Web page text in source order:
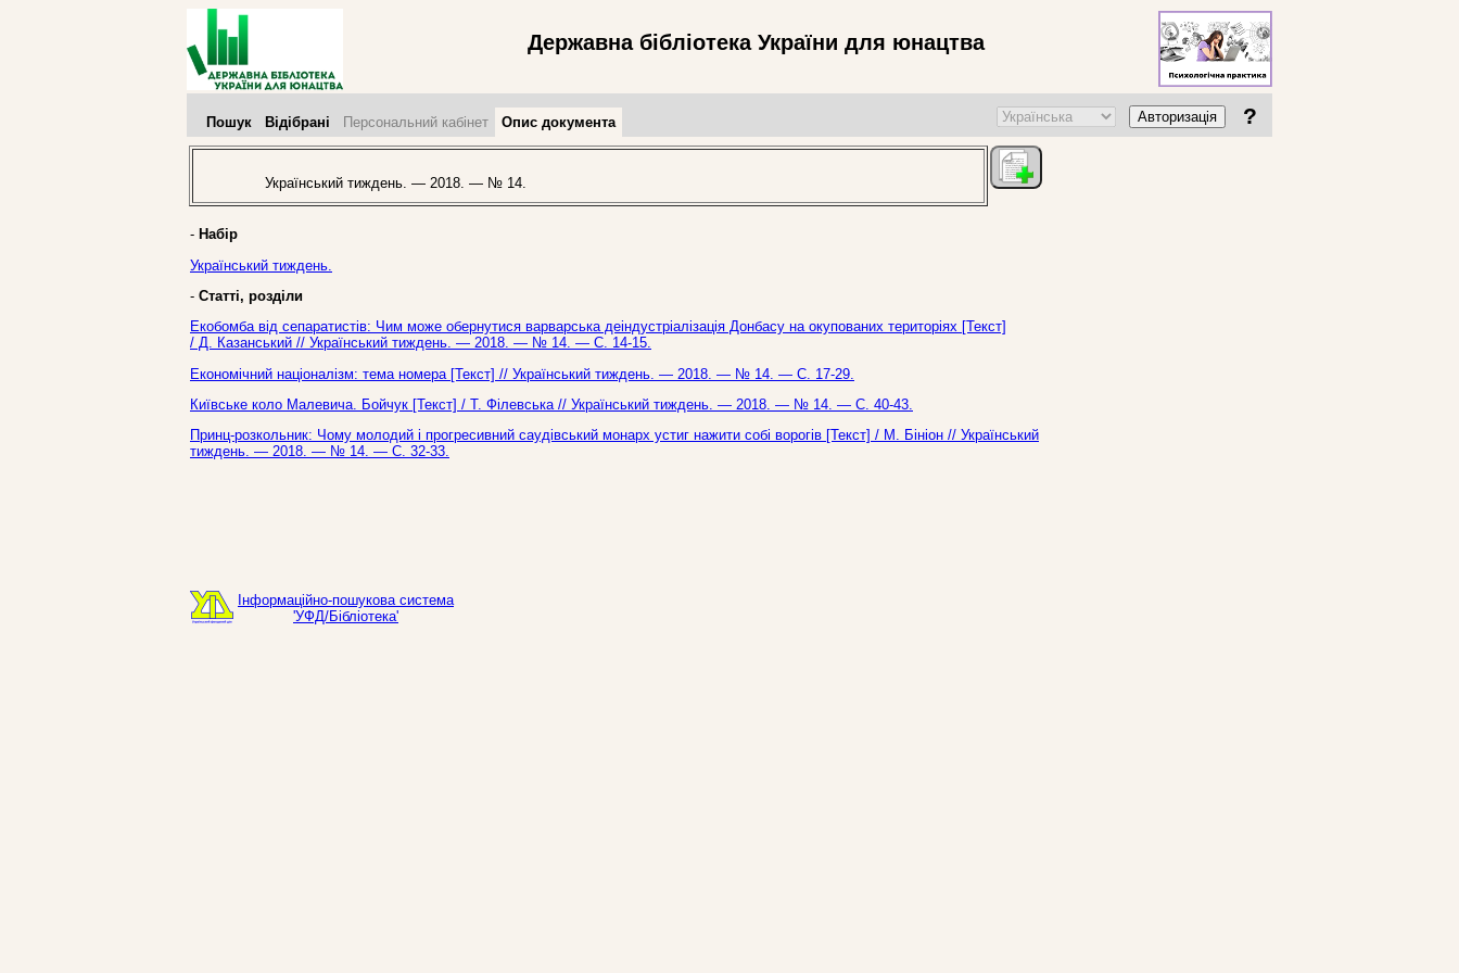
Державна бібліотека України для юнацтва
Пошук Відібрані Персональний кабінет Опис документа Авторизація ?
Український тиждень. — 2018. — № 14.
- Набір
Український тиждень.
- Статті, розділи
Екобомба від сепаратистів: Чим може обернутися варварська деіндустріалізація Донбасу на окупованих територіях [Текст]
/ Д. Казанський // Український тиждень. — 2018. — № 14. — С. 14-15.
Економічний націоналізм: тема номера [Текст] // Український тиждень. — 2018. — № 14. — С. 17-29.
Київське коло Малевича. Бойчук [Текст] / Т. Філевська // Український тиждень. — 2018. — № 14. — С. 40-43.
Принц-розкольник: Чому молодий і прогресивний саудівський монарх устиг нажити собі ворогів [Текст] / М. Бініон // Український
тиждень. — 2018. — № 14. — С. 32-33.
Інформаційно-пошукова система
'УФД/Бібліотека'